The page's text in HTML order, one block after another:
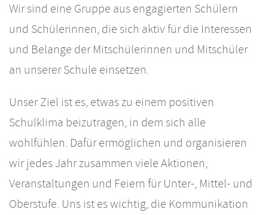
Wir sind eine Gruppe aus engagierten Schülern
und Schülerinnen, die sich aktiv für die Interessen
und Belange der Mitschülerinnen und Mitschüler
an unserer Schule einsetzen.
Unser Ziel ist es, etwas zu einem positiven
Schulklima beizutragen, in dem sich alle
wohlfühlen. Dafür ermöglichen und organisieren
wir jedes Jahr zusammen viele Aktionen,
Veranstaltungen und Feiern für Unter-, Mittel- und
Oberstufe. Uns ist es wichtig, die Kommunikation